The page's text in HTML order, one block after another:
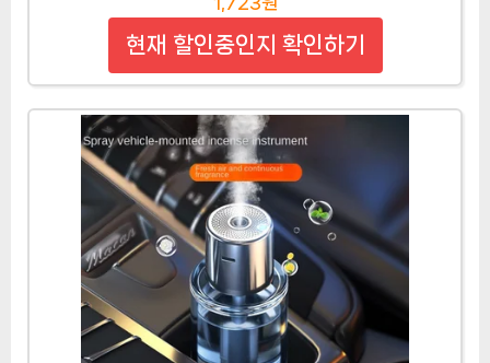
현재 할인중인지 확인하기